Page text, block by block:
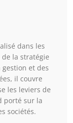
dans les
la stratégie
et des
il couvre
les leviers de
porté sur la
sociétés.